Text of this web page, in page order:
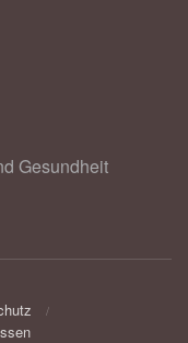
Gesundheit